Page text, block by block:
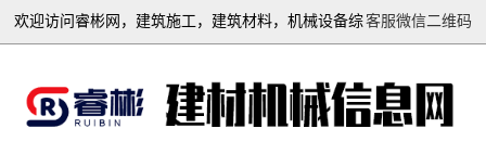
客服微信二维码
欢迎访问睿彬网，建筑施工，建筑材料，机械设备综